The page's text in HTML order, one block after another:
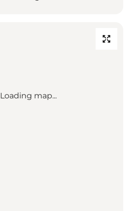
Loading map...